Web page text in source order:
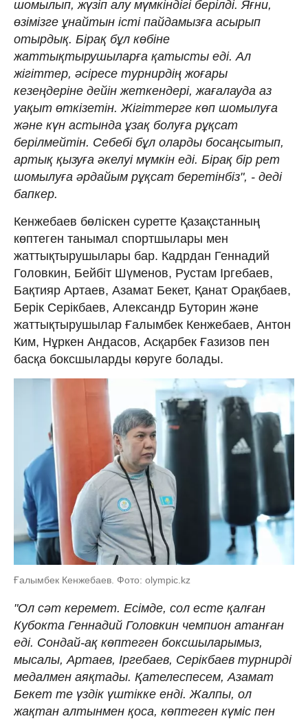
шомылып, жүзіп алу мүмкіндігі берілді. Яғни,
өзімізге ұнайтын істі пайдамызға асырып
отырдық. Бірақ бұл көбіне
жаттықтырушыларға қатысты еді. Ал
жігіттер, әсіресе турнирдің жоғары
кезеңдеріне дейін жеткендері, жағалауда аз
уақыт өткізетін. Жігіттерге көп шомылуға
және күн астында ұзақ болуға рұқсат
берілмейтін. Себебі бұл оларды босаңсытып,
артық қызуға әкелуі мүмкін еді. Бірақ бір рет
шомылуға әрдайым рұқсат беретінбіз", - деді
бапкер.
Кенжебаев бөліскен суретте Қазақстанның
көптеген танымал спортшылары мен
жаттықтырушылары бар. Кадрдан Геннадий
Головкин, Бейбіт Шүменов, Рустам Іргебаев,
Бақтияр Артаев, Азамат Бекет, Қанат Орақбаев,
Берік Серікбаев, Александр Буторин және
жаттықтырушылар Ғалымбек Кенжебаев, Антон
Ким, Нұркен Андасов, Асқарбек Ғазизов пен
басқа боксшыларды көруге болады.
Ғалымбек Кенжебаев. Фото: olympic.kz
"Ол сәт керемет. Есімде, сол есте қалған
Кубокта Геннадий Головкин чемпион атанған
еді. Сондай-ақ көптеген боксшыларымыз,
мысалы, Артаев, Іргебаев, Серікбаев турнирді
медалмен аяқтады. Қателеспесем, Азамат
Бекет те үздік үштікке енді. Жалпы, ол
жақтан алтынмен қоса, көптеген күміс пен